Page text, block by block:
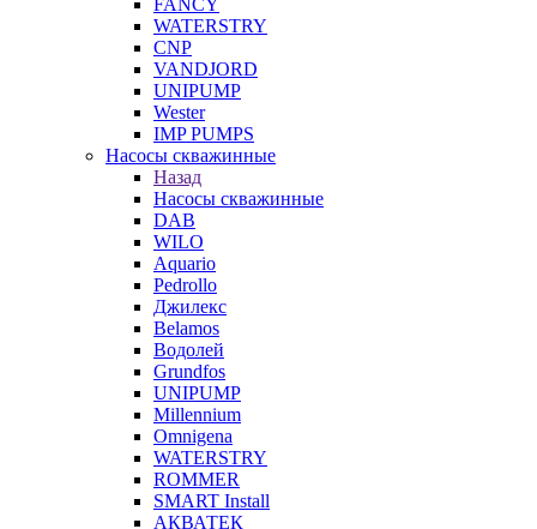
FANCY
WATERSTRY
CNP
VANDJORD
UNIPUMP
Wester
IMP PUMPS
Насосы скважинные
Назад
Насосы скважинные
DAB
WILO
Aquario
Pedrollo
Джилекс
Belamos
Водолей
Grundfos
UNIPUMP
Millennium
Omnigena
WATERSTRY
ROMMER
SMART Install
АКВАТЕК